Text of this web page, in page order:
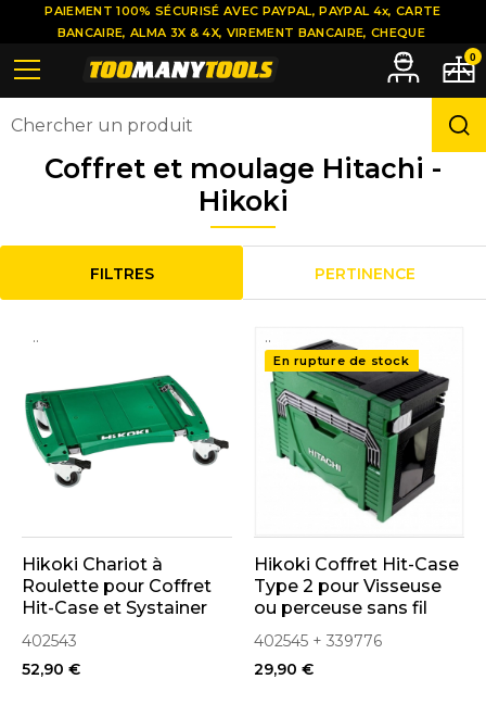
Coffret et moulage Hitachi -
Hikoki
FILTRES PERTINENCE
..
Hikoki Chariot à
Roulette pour Coffret
Hit-Case et Systainer
(402543)
402543
52,90 €
..
En rupture de stock
Hikoki Coffret Hit-Case
Type 2 pour Visseuse
ou perceuse sans fil
(Mousse Incluse)
402545 + 339776
29,90 €
PAIEMENT 100% SÉCURISÉ AVEC PAYPAL, PAYPAL 4x, CARTE
BANCAIRE, ALMA 3X & 4X, VIREMENT BANCAIRE, CHEQUE
0